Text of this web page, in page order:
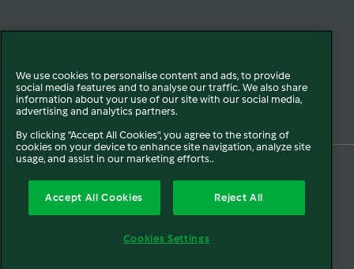
Zur Echtheit der Bewertungen
We use cookies to personalise content and ads, to provide
social media features and to analyse our traffic. We also share
information about your use of our site with our social media,
advertising and analytics partners.
By clicking "Accept All Cookies", you agree to the storing of
cookies on your device to enhance site navigation, analyze site
usage, and assist in our marketing efforts..
Accept All Cookies Reject All
Cookies Settings